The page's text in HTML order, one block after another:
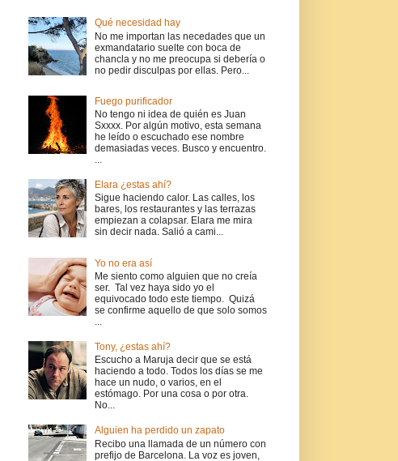
Qué necesidad hay
No me importan las necedades que un
exmandatario suelte con boca de
chancla y no me preocupa si debería o
no pedir disculpas por ellas. Pero...
Fuego purificador
No tengo ni idea de quién es Juan
Sxxxx. Por algún motivo, esta semana
he leído o escuchado ese nombre
demasiadas veces. Busco y encuentro.
...
Elara ¿estas ahí?
Sigue haciendo calor. Las calles, los
bares, los restaurantes y las terrazas
empiezan a colapsar. Elara me mira
sin decir nada. Salió a cami...
Yo no era así
Me siento como alguien que no creía
ser. Tal vez haya sido yo el
equivocado todo este tiempo. Quizá
se confirme aquello de que solo somos
...
Tony, ¿estas ahí?
Escucho a Maruja decir que se está
haciendo a todo. Todos los días se me
hace un nudo, o varios, en el
estómago. Por una cosa o por otra.
No...
Alguien ha perdido un zapato
Recibo una llamada de un número con
prefijo de Barcelona. La voz es joven,